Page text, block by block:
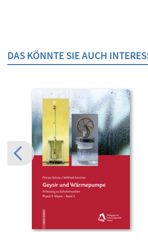
DAS KÖNNTE SIE AUCH